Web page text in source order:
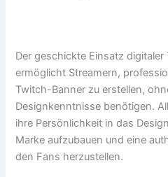
Der geschickte Einsatz
ermöglicht Streamern,
Twitch-Banner zu erstellen,
Designkenntnisse benötigen.
ihre Persönlichkeit in das
Marke aufzubauen und eine
den Fans herzustellen.